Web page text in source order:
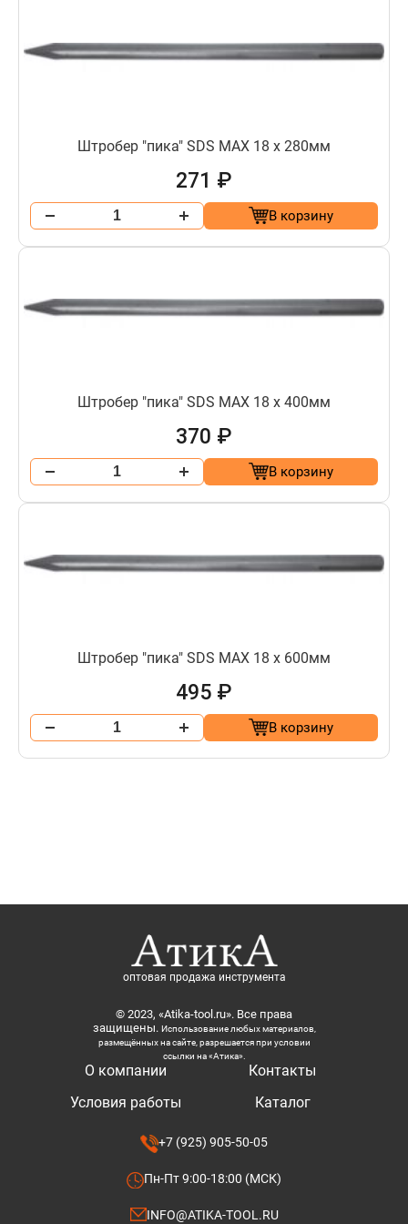
Штробер "пика" SDS МАХ 18 х 280мм
271 ₽
В корзину
Штробер "пика" SDS МАХ 18 х 400мм
370 ₽
В корзину
Штробер "пика" SDS МАХ 18 х 600мм
495 ₽
В корзину
оптовая продажа инструмента
© 2023, «Atika-tool.ru». Все права
защищены. Использование любых материалов,
размещённых на сайте, разрешается при условии
ссылки на «Атика».
О компании
Условия работы
Контакты
Каталог
+7 (925) 905-50-05
Пн-Пт 9:00-18:00 (МСК)
INFO@ATIKA-TOOL.RU